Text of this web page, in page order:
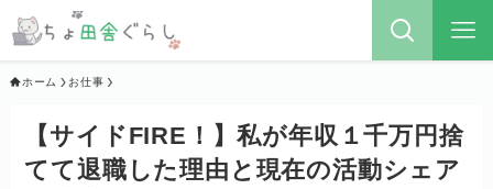
ホーム お仕事
【サイドFIRE！】私が年収１千万円捨
てて退職した理由と現在の活動シェア